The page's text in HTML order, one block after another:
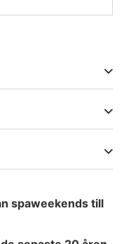
spaweekends till